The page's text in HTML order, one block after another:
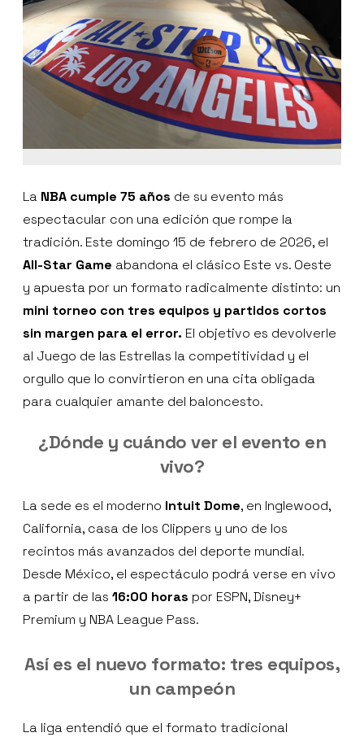
La NBA cumple 75 años de su evento más
espectacular con una edición que rompe la
tradición. Este domingo 15 de febrero de 2026, el
All-Star Game abandona el clásico Este vs. Oeste
y apuesta por un formato radicalmente distinto: un
mini torneo con tres equipos y partidos cortos
sin margen para el error. El objetivo es devolverle
al Juego de las Estrellas la competitividad y el
orgullo que lo convirtieron en una cita obligada
para cualquier amante del baloncesto.
¿Dónde y cuándo ver el evento en
vivo?
La sede es el moderno Intuit Dome, en Inglewood,
California, casa de los Clippers y uno de los
recintos más avanzados del deporte mundial.
Desde México, el espectáculo podrá verse en vivo
a partir de las 16:00 horas por ESPN, Disney+
Premium y NBA League Pass.
Así es el nuevo formato: tres equipos,
un campeón
La liga entendió que el formato tradicional